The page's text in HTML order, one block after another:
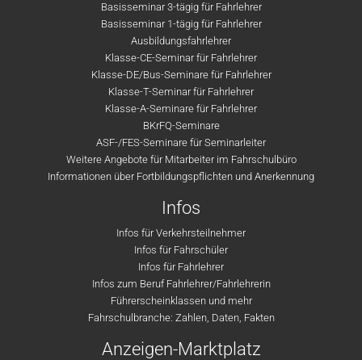
Basisseminar 3-tägig für Fahrlehrer
Basisseminar 1-tägig für Fahrlehrer
Ausbildungsfahrlehrer
Klasse-CE-Seminar für Fahrlehrer
Klasse-DE/Bus-Seminare für Fahrlehrer
Klasse-T-Seminar für Fahrlehrer
Klasse-A-Seminare für Fahrlehrer
BKrFQ-Seminare
ASF-/FES-Seminare für Seminarleiter
Weitere Angebote für Mitarbeiter im Fahrschulbüro
Informationen über Fortbildungspflichten und Anerkennung
Infos
Infos für Verkehrsteilnehmer
Infos für Fahrschüler
Infos für Fahrlehrer
Infos zum Beruf Fahrlehrer/Fahrlehrerin
Führerscheinklassen und mehr
Fahrschulbranche: Zahlen, Daten, Fakten
Anzeigen-Marktplatz